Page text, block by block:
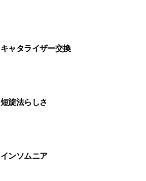
キャタライザー交換
短旋法らしさ
インソムニア